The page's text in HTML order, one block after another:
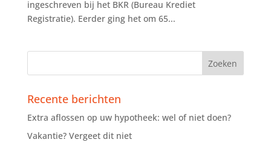
ingeschreven bij het BKR (Bureau Krediet
Registratie). Eerder ging het om 65...
Recente berichten
Extra aflossen op uw hypotheek: wel of niet doen?
Vakantie? Vergeet dit niet